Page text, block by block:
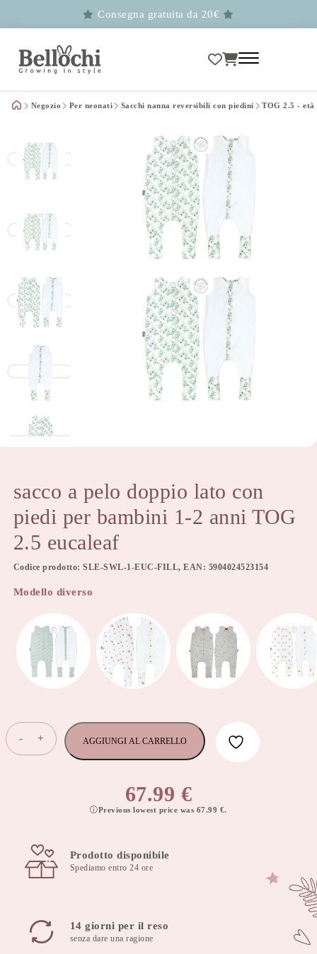
Consegna gratuita da 20€
Negozio Per neonati Sacchi nanna reversibili con piedini TOG 2.5 - età
sacco a pelo doppio lato con
piedi per bambini 1-2 anni TOG
2.5 eucaleaf
Codice prodotto: SLE-SWL-1-EUC-FILL, EAN: 5904024523154
Modello diverso
-
sacco
per
bambini
1-
TOG
2.5
+ AGGIUNGI AL CARRELLO
67.99 €
Previous lowest price was 67.99 €.
Prodotto disponibile
Spediamo entro 24 ore
14 giorni per il reso
senza dare una ragione